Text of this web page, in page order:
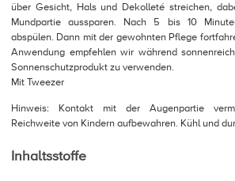
über Gesicht, Hals und Dekolleté streichen,
Mundpartie aussparen. Nach 5 bis 10
abspülen. Dann mit der gewohnten Pflege
Anwendung empfehlen wir während
Sonnenschutzprodukt zu verwenden.
Mit Tweezer
Hinweis: Kontakt mit der Augenpartie
Reichweite von Kindern aufbewahren. Kühl und
Inhaltsstoffe